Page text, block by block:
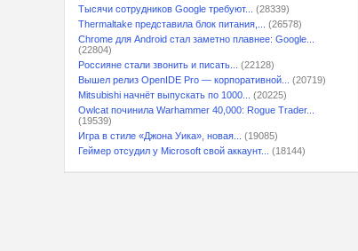
Тысячи сотрудников Google требуют...
(28339)
Thermaltake представила блок питания,...
(26578)
Chrome для Android стал заметно плавнее: Google...
(22804)
Россияне стали звонить и писать...
(22128)
Вышел релиз OpenIDE Pro — корпоративной...
(20719)
Mitsubishi начнёт выпускать по 1000...
(20225)
Owlcat починила Warhammer 40,000: Rogue Trader...
(19539)
Игра в стиле «Джона Уика», новая...
(19085)
Геймер отсудил у Microsoft свой аккаунт...
(18144)